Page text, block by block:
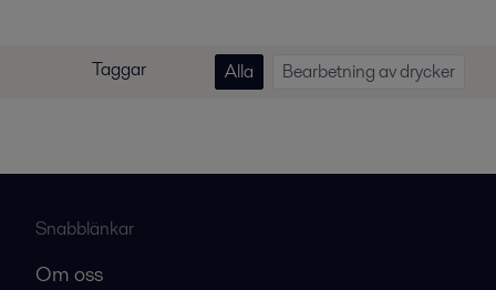
Taggar Alla Bearbetning av drycker
Snabblänkar
Om oss